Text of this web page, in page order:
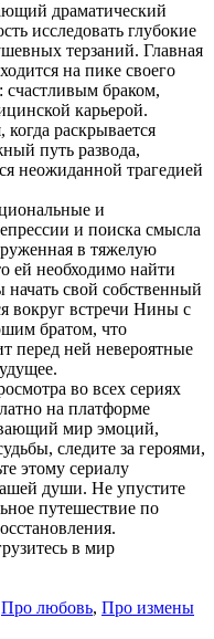
драматический
исследовать глубокие
терзаний. Главная
на пике своего
счастливым браком,
карьерой.
раскрывается
путь развода,
неожиданной трагедией
и
и поиска смысла
в тяжелую
ей необходимо найти
свой собственный
вокруг встречи Нины с
братом, что
перед ней невероятные
во всех сериях
на платформе
мир эмоций,
следите за героями,
этому сериалу
души. Не упустите
путешествие по
в мир
Про любовь, Про измены